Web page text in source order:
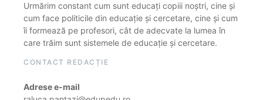
Urmărim constant cum sunt educați copiii noștri, cine și
cum face politicile din educație și cercetare, cine și cum
îi formează pe profesori, cât de adecvate la lumea în
care trăim sunt sistemele de educație și cercetare.
CONTACT REDACȚIE
Adrese e-mail